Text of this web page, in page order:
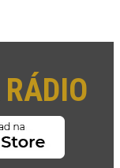
RÁDIO